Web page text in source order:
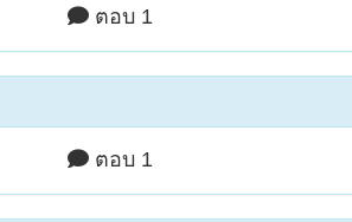
ตอบ 1
ตอบ 1